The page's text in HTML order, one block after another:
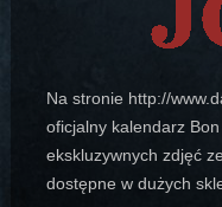
Na stronie http://
oficjalny kalendarz
ekskluzywnych zdjęć
dostępne w dużych